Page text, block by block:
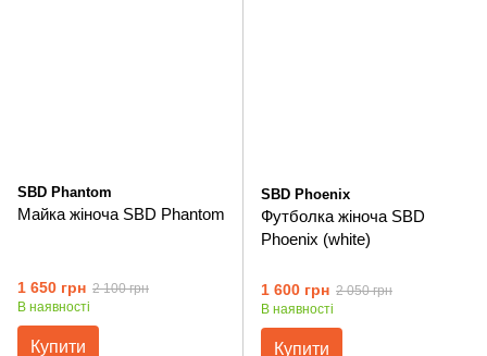
SBD Phantom
Майка жіноча SBD Phantom
1 650 грн 2 100 грн
В наявності
Купити
SBD Phoenix
Футболка жіноча SBD
Phoenix (white)
1 600 грн 2 050 грн
В наявності
Купити